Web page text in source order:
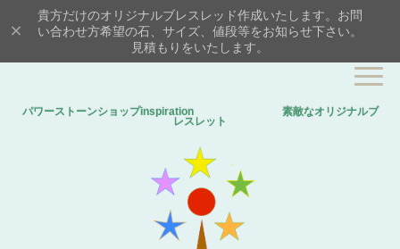
貴方だけのオリジナルブレスレッド作成いたします。お問
い合わせ方希望の石、サイズ、値段等をお知らせ下さい。
見積もりをいたします。
パワーストーンショップinspiration 素敵なオリジナルブ
レスレット